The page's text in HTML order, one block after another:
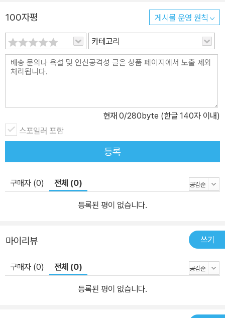
100자평 게시물 운영 원칙
카테고리
현재 0/280byte (한글 140자 이내)
스포일러 포함
등록
구매자 (0) 전체 (0)
등록된 평이 없습니다.
마이리뷰 쓰기
구매자 (0) 전체 (0)
등록된 평이 없습니다.